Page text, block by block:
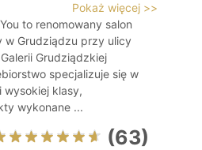
Pokaż więcej >>
to renomowany salon
w Grudziądzu przy ulicy
Grudziądzkiej
specjalizuje się w
klasy,
wykonane ...
(63)